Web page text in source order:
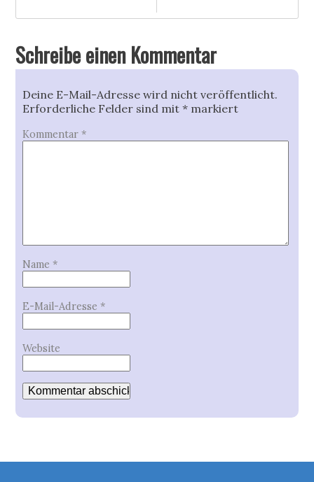
Schreibe einen Kommentar
Deine E-Mail-Adresse wird nicht veröffentlicht.
Erforderliche Felder sind mit* markiert
Kommentar*
Name*
E-Mail-Adresse*
Website